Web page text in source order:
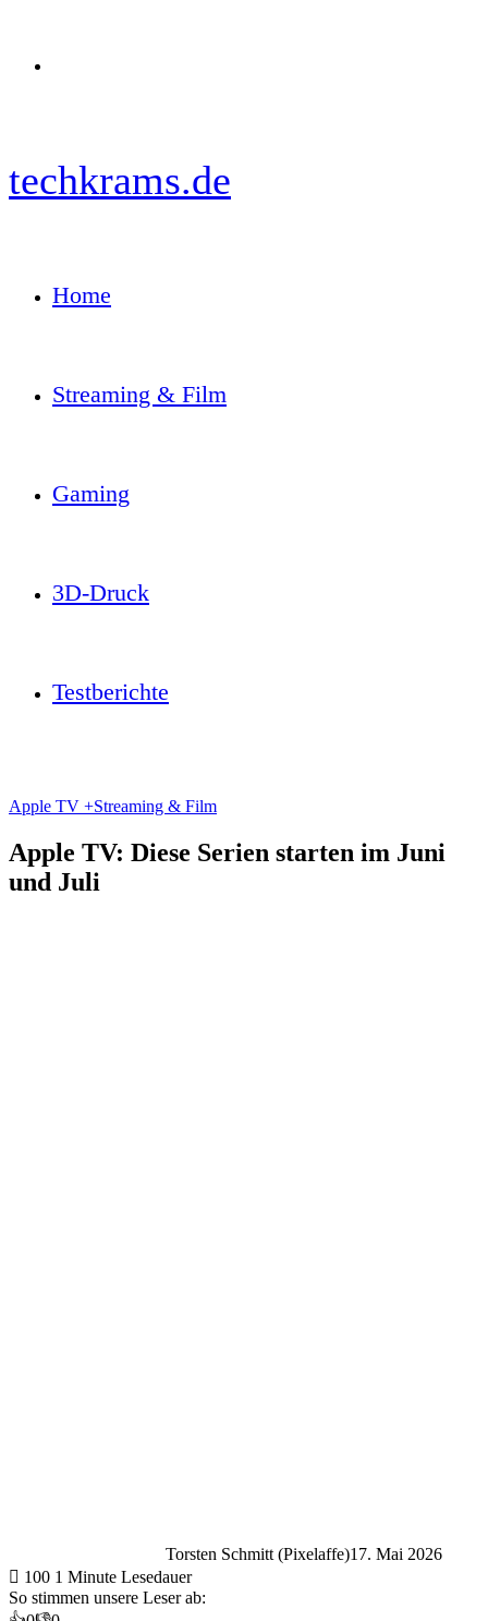
techkrams.de
Home
Streaming & Film
Gaming
3D-Druck
Testberichte
Apple TV +Streaming & Film
Apple TV: Diese Serien starten im Juni
und Juli
Torsten Schmitt (Pixelaffe)17. Mai 2026
100 1 Minute Lesedauer
So stimmen unsere Leser ab: